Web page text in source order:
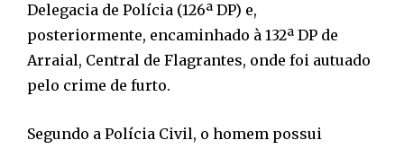
Delegacia de Polícia (126ª DP) e,
posteriormente, encaminhado à 132ª DP de
Arraial, Central de Flagrantes, onde foi autuado
pelo crime de furto.
Segundo a Polícia Civil, o homem possui